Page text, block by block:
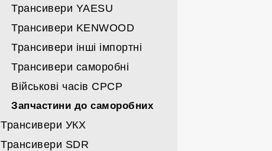
Всі вертикали
Дротяні
Кабелі/щогли/поворотні
Трансивери YAESU
Трансивери KENWOOD
Трансивери інші імпортні
Трансивери саморобні
Військові часів СРСР
Запчастини до саморобних
Трансивери УКХ
Трансивери MOTOROLA
Трансивери SDR